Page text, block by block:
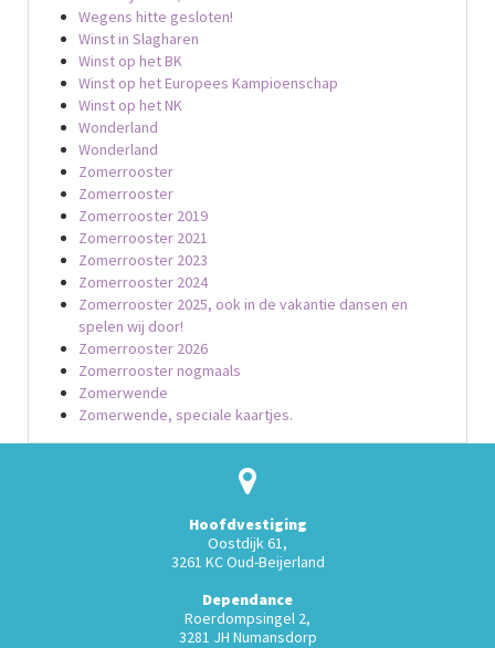
Wegens hitte gesloten!
Winst in Slagharen
Winst op het BK
Winst op het Europees Kampioenschap
Winst op het NK
Wonderland
Wonderland
Zomerrooster
Zomerrooster
Zomerrooster 2019
Zomerrooster 2021
Zomerrooster 2023
Zomerrooster 2024
Zomerrooster 2025, ook in de vakantie dansen en
spelen wij door!
Zomerrooster 2026
Zomerrooster nogmaals
Zomerwende
Zomerwende, speciale kaartjes.
Hoofdvestiging
Oostdijk 61,
3261 KC Oud-Beijerland
Dependance
Roerdompsingel 2,
3281 JH Numansdorp